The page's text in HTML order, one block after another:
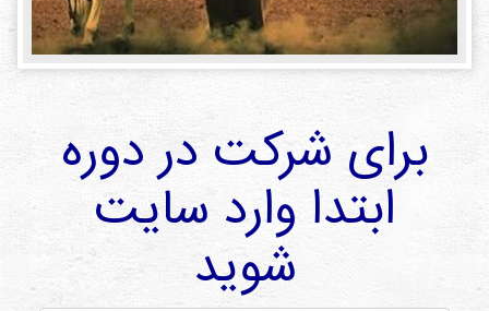
تماس
با ما
قوانین
مقررات
برای شرکت در دوره
ابتدا وارد سایت
شوید